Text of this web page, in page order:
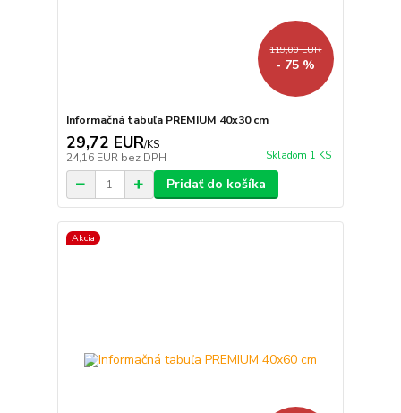
119,00 EUR
- 75 %
Informačná tabuľa PREMIUM 40x30 cm
29,72 EUR/KS
24,16 EUR bez DPH Skladom 1 KS
Pridať do košíka
Akcia